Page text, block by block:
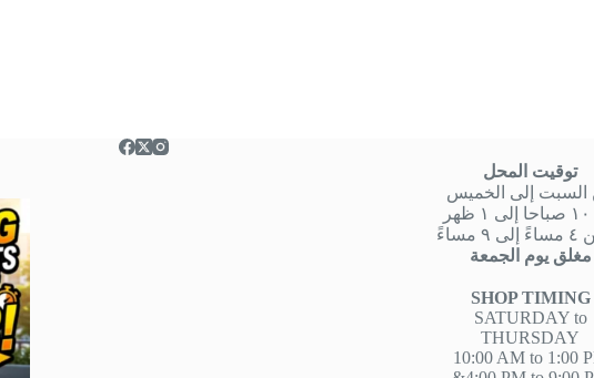
توقيت المحل
السبت إلى الخميس
مساءً
مغلق يوم الجمعة
SHOP TIMING
SATURDAY to
THURSDAY
10:00 AM to 1:00